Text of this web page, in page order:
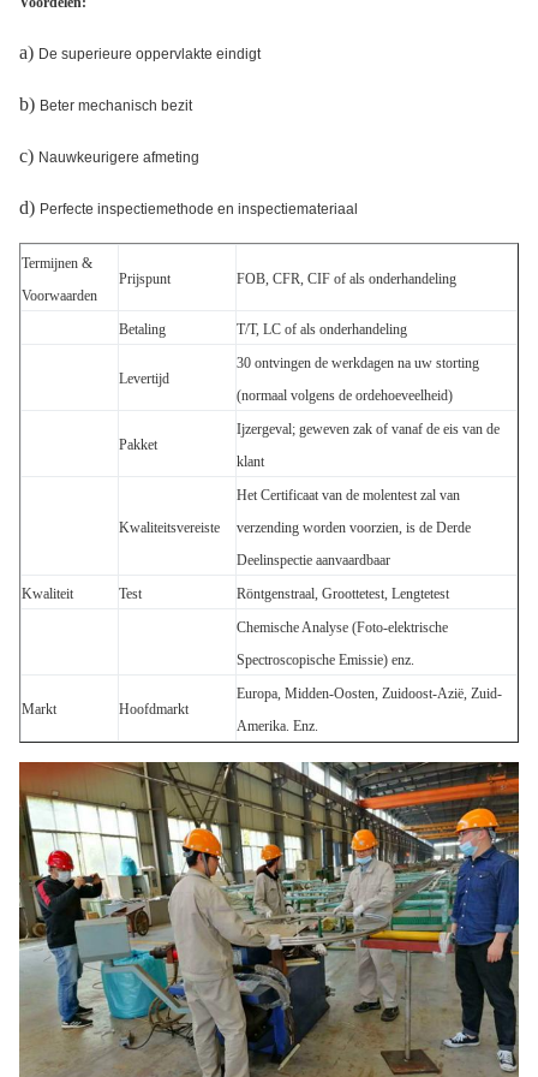
a) De superieure oppervlakte eindigt
b) Beter mechanisch bezit
c) Nauwkeurigere afmeting
d) Perfecte inspectiemethode en inspectiemateriaal
Termijnen &
Voorwaarden
Prijspunt FOB, CFR, CIF of als onderhandeling
Betaling T/T, LC of als onderhandeling
Levertijd
30 ontvingen de werkdagen na uw storting
(normaal volgens de ordehoeveelheid)
Pakket
Ijzergeval; geweven zak of vanaf de eis van de
klant
Kwaliteitsvereiste
Het Certificaat van de molentest zal van
verzending worden voorzien, is de Derde
Deelinspectie aanvaardbaar
Kwaliteit
Test
Röntgenstraal, Groottetest, Lengtetest
Chemische Analyse (Foto-elektrische
Spectroscopische Emissie) enz.
Markt Hoofdmarkt
Europa, Midden-Oosten, Zuidoost-Azië, Zuid-
Amerika. Enz.